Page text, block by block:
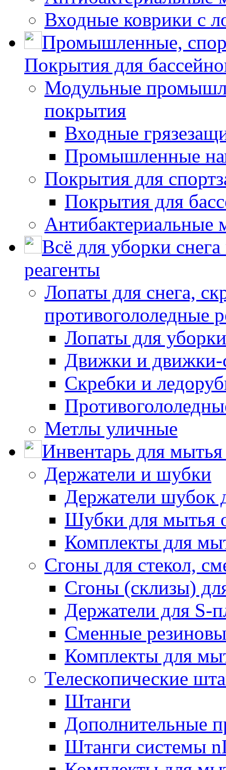
Входные коврики с
Промышленные,
Покрытия для
Модульные
покрытия
Входные
Промышленные
Покрытия для
Покрытия для
Антибактериальные
Всё для уборки
реагенты
Лопаты для снега,
противогололедные
Лопаты для
Движки и движки-
Скребки и
Метлы уличные
Инвентарь для мытья
Держатели и шубки
Держатели шубок
Шубки для мытья
Комплекты для
Сгоны для стекол,
Сгоны (склизы)
Держатели для S-
Сменные
Комплекты для
Телескопические
Штанги
Дополнительные
Штанги системы